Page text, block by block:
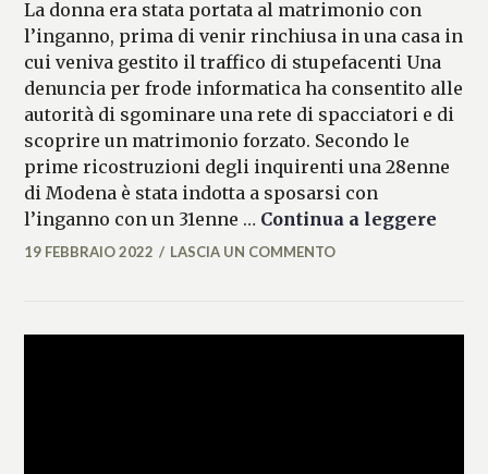
La donna era stata portata al matrimonio con
l’inganno, prima di venir rinchiusa in una casa in
cui veniva gestito il traffico di stupefacenti Una
denuncia per frode informatica ha consentito alle
autorità di sgominare una rete di spacciatori e di
scoprire un matrimonio forzato. Secondo le
prime ricostruzioni degli inquirenti una 28enne
di Modena è stata indotta a sposarsi con
l’inganno con un 31enne … Continua a leggere
MARIANNA
19 FEBBRAIO 2022 LASCIA UN COMMENTO